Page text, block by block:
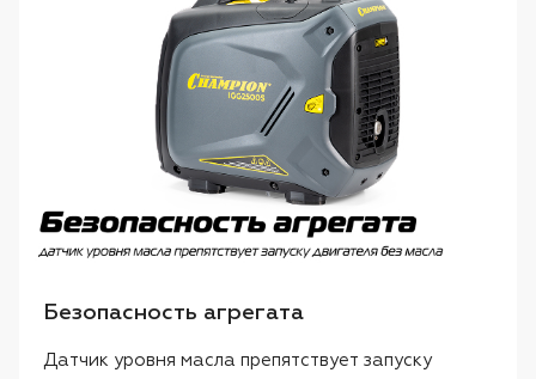
Безопасность агрегата
Датчик уровня масла препятствует запуску